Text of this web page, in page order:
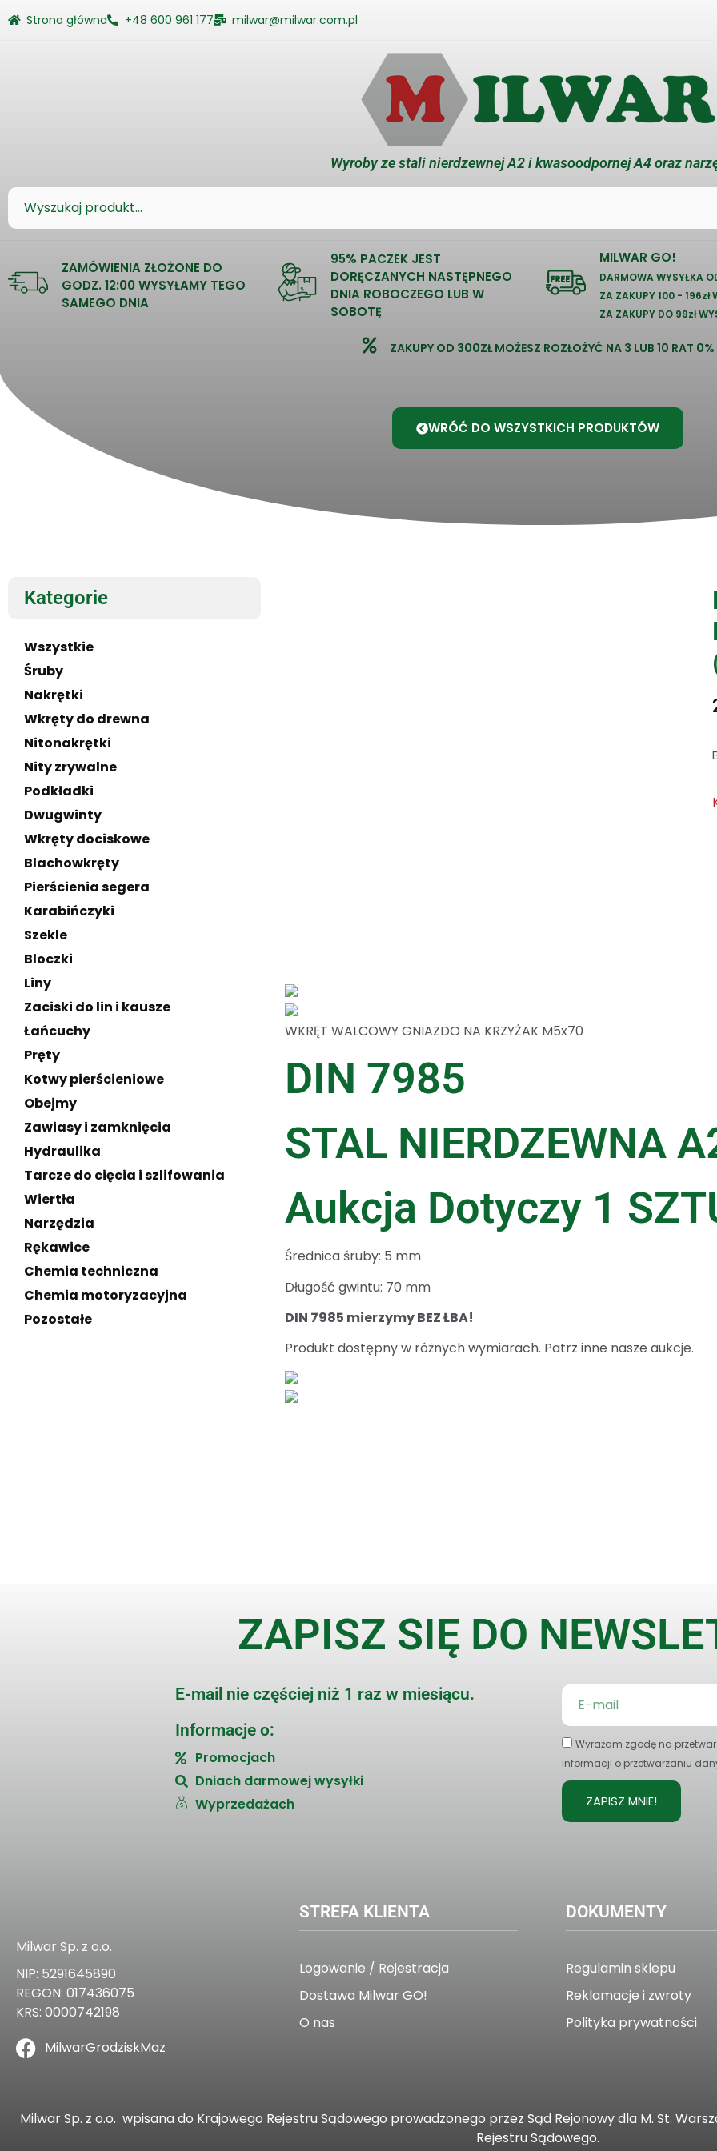
Strona główna +48 600 961 177 milwar@milwar.com.pl
Wyroby ze stali nierdzewnej A2 i kwasoodpornej A4 oraz
ZAMÓWIENIA ZŁOŻONE DO
GODZ. 12:00 WYSYŁAMY TEGO
SAMEGO DNIA
95% PACZEK JEST
DORĘCZANYCH NASTĘPNEGO
DNIA ROBOCZEGO LUB W
SOBOTĘ
MILWAR GO!
DARMOWA WYSYŁKA
ZA ZAKUPY 100 - 196zł
ZA ZAKUPY DO 99zł
ZAKUPY OD 300ZŁ MOŻESZ ROZŁOŻYĆ NA 3 LUB 10 RAT 0%
WRÓĆ DO WSZYSTKICH PRODUKTÓW
Kategorie
Wszystkie
Śruby
Nakrętki
Wkręty do drewna
Nitonakrętki
Nity zrywalne
Podkładki
Dwugwinty
Wkręty dociskowe
Blachowkręty
Pierścienia segera
Karabińczyki
Szekle
Bloczki
Liny
Zaciski do lin i kausze
Łańcuchy
Pręty
Kotwy pierścieniowe
Obejmy
Zawiasy i zamknięcia
Hydraulika
Tarcze do cięcia i szlifowania
Wiertła
Narzędzia
Rękawice
Chemia techniczna
Chemia motoryzacyjna
Pozostałe
WKRĘT WALCOWY GNIAZDO NA KRZYŻAK M5x70
DIN 7985
STAL NIERDZEWNA
Aukcja Dotyczy 1
Średnica śruby: 5 mm
Długość gwintu: 70 mm
DIN 7985 mierzymy BEZ ŁBA!
Produkt dostępny w różnych wymiarach. Patrz inne nasze aukcje.
ZAPISZ SIĘ DO
E-mail nie częściej niż 1 raz w miesiącu.
Informacje o:
Promocjach
Dniach darmowej wysyłki
Wyprzedażach
Wyrażam zgodę na
informacji o przetwarzaniu
ZAPISZ MNIE!
Milwar Sp. z o.o.
NIP: 5291645890
REGON: 017436075
KRS: 0000742198
MilwarGrodziskMaz
STREFA KLIENTA
Logowanie / Rejestracja
Dostawa Milwar GO!
O nas
DOKUMENTY
Regulamin sklepu
Reklamacje i zwroty
Polityka prywatności
Milwar Sp. z o.o. wpisana do Krajowego Rejestru Sądowego prowadzonego przez Sąd Rejonowy dla M. St.
Rejestru Sądowego.